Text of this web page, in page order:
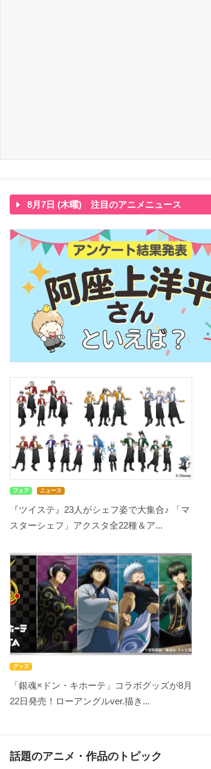
8月7日 (木曜) 注目のアニメニュース
フェア ニュース
『ツイステ』23人がシェフ姿で大集合♪ 「マ
スターシェフ」アクスタ全22種＆ア...
グッズ
「銀魂×ドン・キホーテ」コラボグッズが8月
22日発売！ローアングルver.描き...
話題のアニメ・作品のトピック